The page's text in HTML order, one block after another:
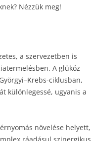
Nézzük meg!
a szervezetben is
A glükóz
ciklusban,
különlegessé, ugyanis a
növelése helyett,